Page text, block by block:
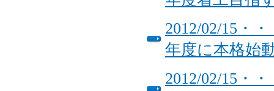
2012/02/15・
年度に本格始
2012/02/15・